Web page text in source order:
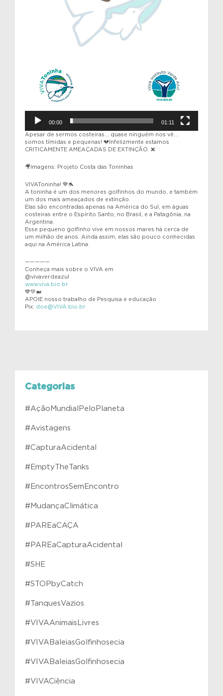
00:00 01:11
Apesar de sermos costeiras… quase ninguém nos vê…
somos tímidas e pequenas! 💔Infelizmente estamos
CRITICAMENTE AMEAÇADAS DE EXTINÇÃO. ❌
🎥Imagens: Projeto Costa das Toninhas
VIVAToninha! 💙🐬
A toninha é um dos menores golfinhos do mundo, e também
um dos mais ameaçados de extinção.
Elas são encontradas apenas na América do Sul, em águas
costeiras entre o Espírito Santo, no Brasil, e a Patagônia, na
Argentina.
Esse pequeno golfinho vive em nossos mares há cerca de
um milhão de anos. Ainda assim, elas são pouco conhecidas
aqui na América Latina.
—————
Conheça mais sobre o VIVA em
@vivaverdeazul
www.viva.bio.br
💙💚🐋
APOIE nosso trabalho de Pesquisa e educação
Pix: doe@VIVA.bio.br
Categorias
#AçãoMundialPeloPlaneta
#Avistagens
#CapturaAcidental
#EmptyTheTanks
#EncontrosSemEncontro
#MudançaClimática
#PAREaCAÇA
#PAREaCapturaAcidental
#SHE
#STOPbyCatch
#TanquesVazios
#VIVAAnimaisLivres
#VIVABaleiasGolfinhosecia
#VIVABaleiasGolfinhosecia
#VIVACiência